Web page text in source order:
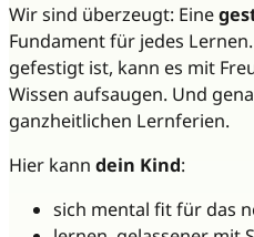
Wir sind überzeugt: Eine
Fundament für jedes
gefestigt ist, kann es mit
Wissen aufsaugen. Und
ganzheitlichen Lernferien.
Hier kann dein Kind:
sich mental fit für das